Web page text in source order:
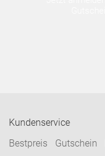
Kundenservice
Bestpreis
Gutschein